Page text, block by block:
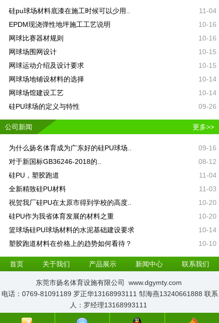
硅pu球场材料底漆在施工时候可以少用..
11-04
EPDM现浇弹性地坪施工工艺说明
10-16
网球比赛器材规则
10-16
网球场围网设计
10-15
网球运动介绍及设计要求
10-15
网球场地铺设材料的选择
10-14
网球场馆建设工艺
10-14
硅PU球场的定义与特性
09-26
公司新闻 更多>>
为什么扬名体育成为广东好的硅PU球场..
09-16
对于新国标GB36246-2018的..
08-12
硅PU，塑胶跑道​
11-04
全新精致硅PU材料
11-03
祝贺我厂硅PU在太原市得到学校的高度..
10-20
硅PU作为我省体育发展的材料之重
10-20
篮球场硅PU球场材料的水泥基础建设要求
10-14
塑胶跑道材料在价格上的趋势如何看待？
10-10
首页 关于我们 产品展示 新闻中心 联系我们
东莞市扬名体育设施有限公司 www.dgymty.com
电话：0769-81091189 罗正华13168993111 邹海燕13240661888 联系
人：罗经理13168993111